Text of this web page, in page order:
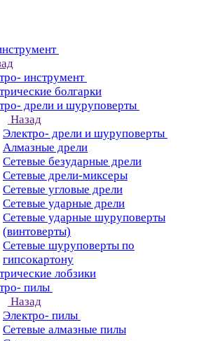
инструмент
болгарки
дрели и шуруповерты
Назад
Электро- дрели и шуруповерты
Алмазные дрели
Сетевые безударные дрели
Сетевые дрели-миксеры
Сетевые угловые дрели
Сетевые ударные дрели
Сетевые ударные шуруповерты
(винтоверты)
Сетевые шуруповерты по
гипсокартону
лобзики
пилы
Назад
Электро- пилы
Сетевые алмазные пилы